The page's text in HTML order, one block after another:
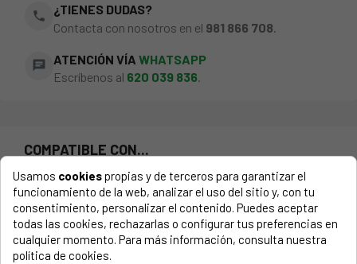
phone
¿TIENES DUDAS?
Contacta con nosotros en el 981 866 708
chat ATENCIÓN VÍA WHATSAPP
Escríbenos al 620 039 836.
COMPATIBLE CON...
El número de modelo lo encontrarás en la etiqueta de tu
electrodoméstico. Suele estar formado por números y
letras.
Usamos cookiespropias y de terceros para garantizar el
funcionamiento de la web, analizar el uso del sitio y, con tu
consentimiento, personalizar el contenido. Puedes aceptar
todas las cookies, rechazarlas o configurar tus preferencias en
cualquier momento. Para más información, consulta nuestra
política de cookies.